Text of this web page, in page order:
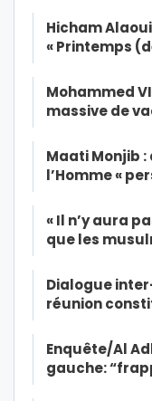
Hicham
« Printemps
Mohammed
massive de
Maati Monjib
l’Homme «
« Il n’y aura
que les
Dialogue
réunion
Enquête/Al
gauche: